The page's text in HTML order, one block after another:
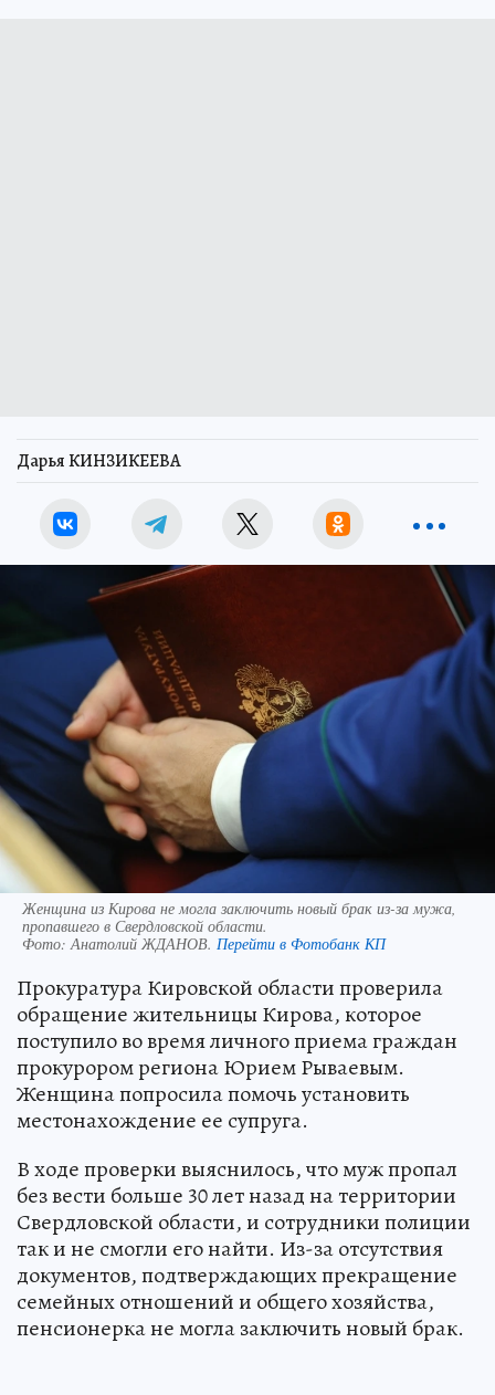
Дарья КИНЗИКЕЕВА
Женщина из Кирова не могла заключить новый брак из-за мужа,
пропавшего в Свердловской области.
Фото: Анатолий ЖДАНОВ. Перейти в Фотобанк КП
Прокуратура Кировской области проверила
обращение жительницы Кирова, которое
поступило во время личного приема граждан
прокурором региона Юрием Рываевым.
Женщина попросила помочь установить
местонахождение ее супруга.
В ходе проверки выяснилось, что муж пропал
без вести больше 30 лет назад на территории
Свердловской области, и сотрудники полиции
так и не смогли его найти. Из-за отсутствия
документов, подтверждающих прекращение
семейных отношений и общего хозяйства,
пенсионерка не могла заключить новый брак.